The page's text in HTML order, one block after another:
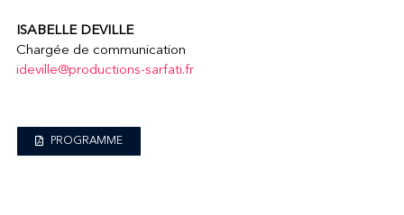
ISABELLE DEVILLE
Chargée de communication
ideville@productions-sarfati.fr
PROGRAMME